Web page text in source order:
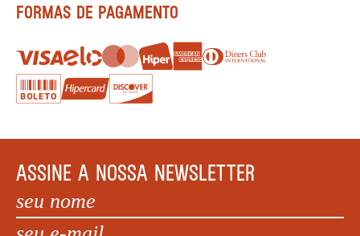
FORMAS DE PAGAMENTO
ASSINE A NOSSA NEWSLETTER